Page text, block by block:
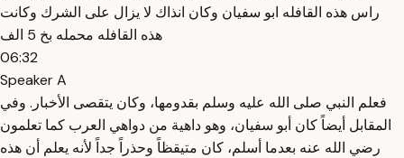
راس هذه القافله ابو سفيان وكان انذاك لا يزال على الشرك وكانت
هذه القافله محمله بخ 5 الف
06:32
Speaker A
فعلم النبي صلى الله عليه وسلم بقدومها، وكان يتقصى الأخبار. وفي
المقابل أيضاً كان أبو سفيان، وهو داهية من دواهي العرب كما تعلمون
رضي الله عنه بعدما أسلم، كان متيقظاً وحذراً جداً لأنه يعلم أن هذه